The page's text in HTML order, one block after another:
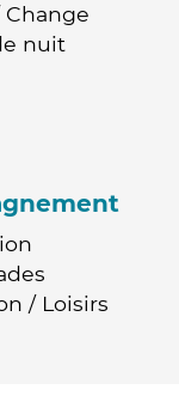
nuit
/ Loisirs